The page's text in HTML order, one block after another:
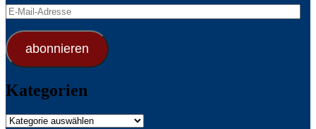
E-
Mail-
Adresse
abonnieren
Kategorien
Kategorien